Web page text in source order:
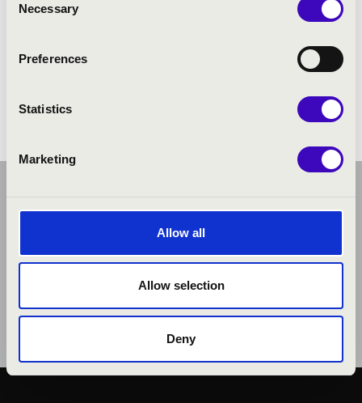
Selection
Necessary
Preferences
Statistics
Marketing
Allow all
Allow selection
Deny